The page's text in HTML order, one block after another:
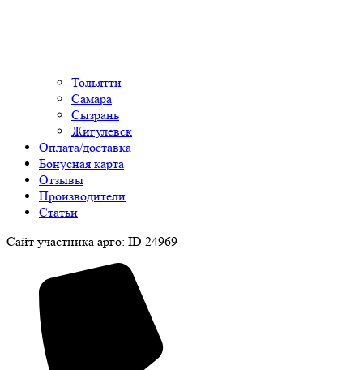
Тольятти
Самара
Сызрань
Жигулевск
Оплата/доставка
Бонусная карта
Отзывы
Производители
Статьи
Сайт участника арго: ID 24969